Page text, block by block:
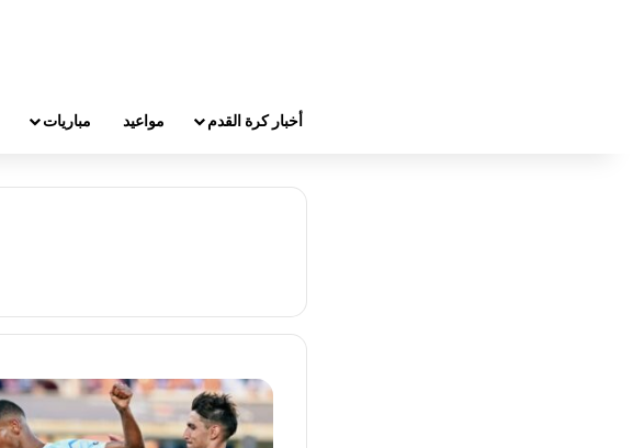
أخبار كرة القدم مواعيد مباريات